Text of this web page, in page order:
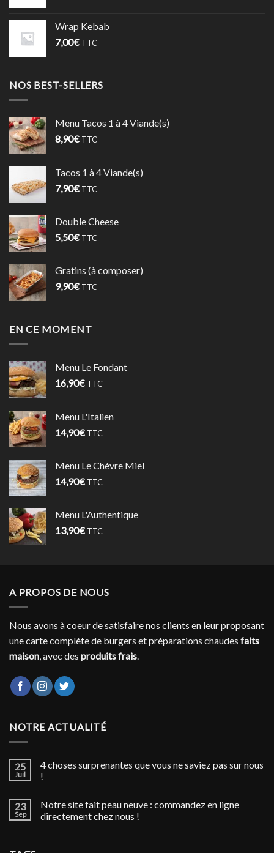
Wrap Kebab
7,00€ TTC
NOS BEST-SELLERS
Menu Tacos 1 à 4 Viande(s)
8,90€ TTC
Tacos 1 à 4 Viande(s)
7,90€ TTC
Double Cheese
5,50€ TTC
Gratins (à composer)
9,90€ TTC
EN CE MOMENT
Menu Le Fondant
16,90€ TTC
Menu L'Italien
14,90€ TTC
Menu Le Chèvre Miel
14,90€ TTC
Menu L'Authentique
13,90€ TTC
A PROPOS DE NOUS
Nous avons à coeur de satisfaire nos clients en leur proposant
une carte complète de burgers et préparations chaudes faits
maison, avec des produits frais.
NOTRE ACTUALITÉ
25
Juil
4 choses surprenantes que vous ne saviez pas sur nous
!
23
Sep
Notre site fait peau neuve : commandez en ligne
directement chez nous !